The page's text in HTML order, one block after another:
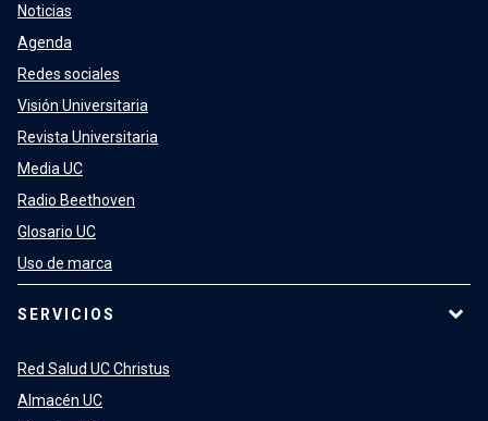
Noticias
Agenda
Redes sociales
Visión Universitaria
Revista Universitaria
Media UC
Radio Beethoven
Glosario UC
Uso de marca
SERVICIOS
Red Salud UC Christus
Almacén UC